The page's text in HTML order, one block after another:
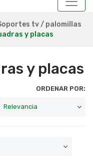
tv / palomillas
y placas
y placas
ORDENAR POR: